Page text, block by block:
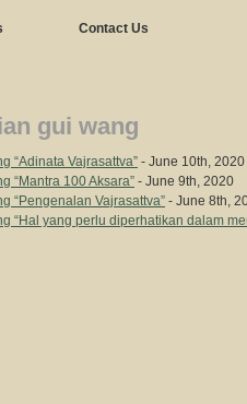
Contact Us
gui wang
“Adinata Vajrasattva” - June 10th, 2020
“Mantra 100 Aksara” - June 9th, 2020
“Pengenalan Vajrasattva” - June 8th,
“Hal yang perlu diperhatikan dalam